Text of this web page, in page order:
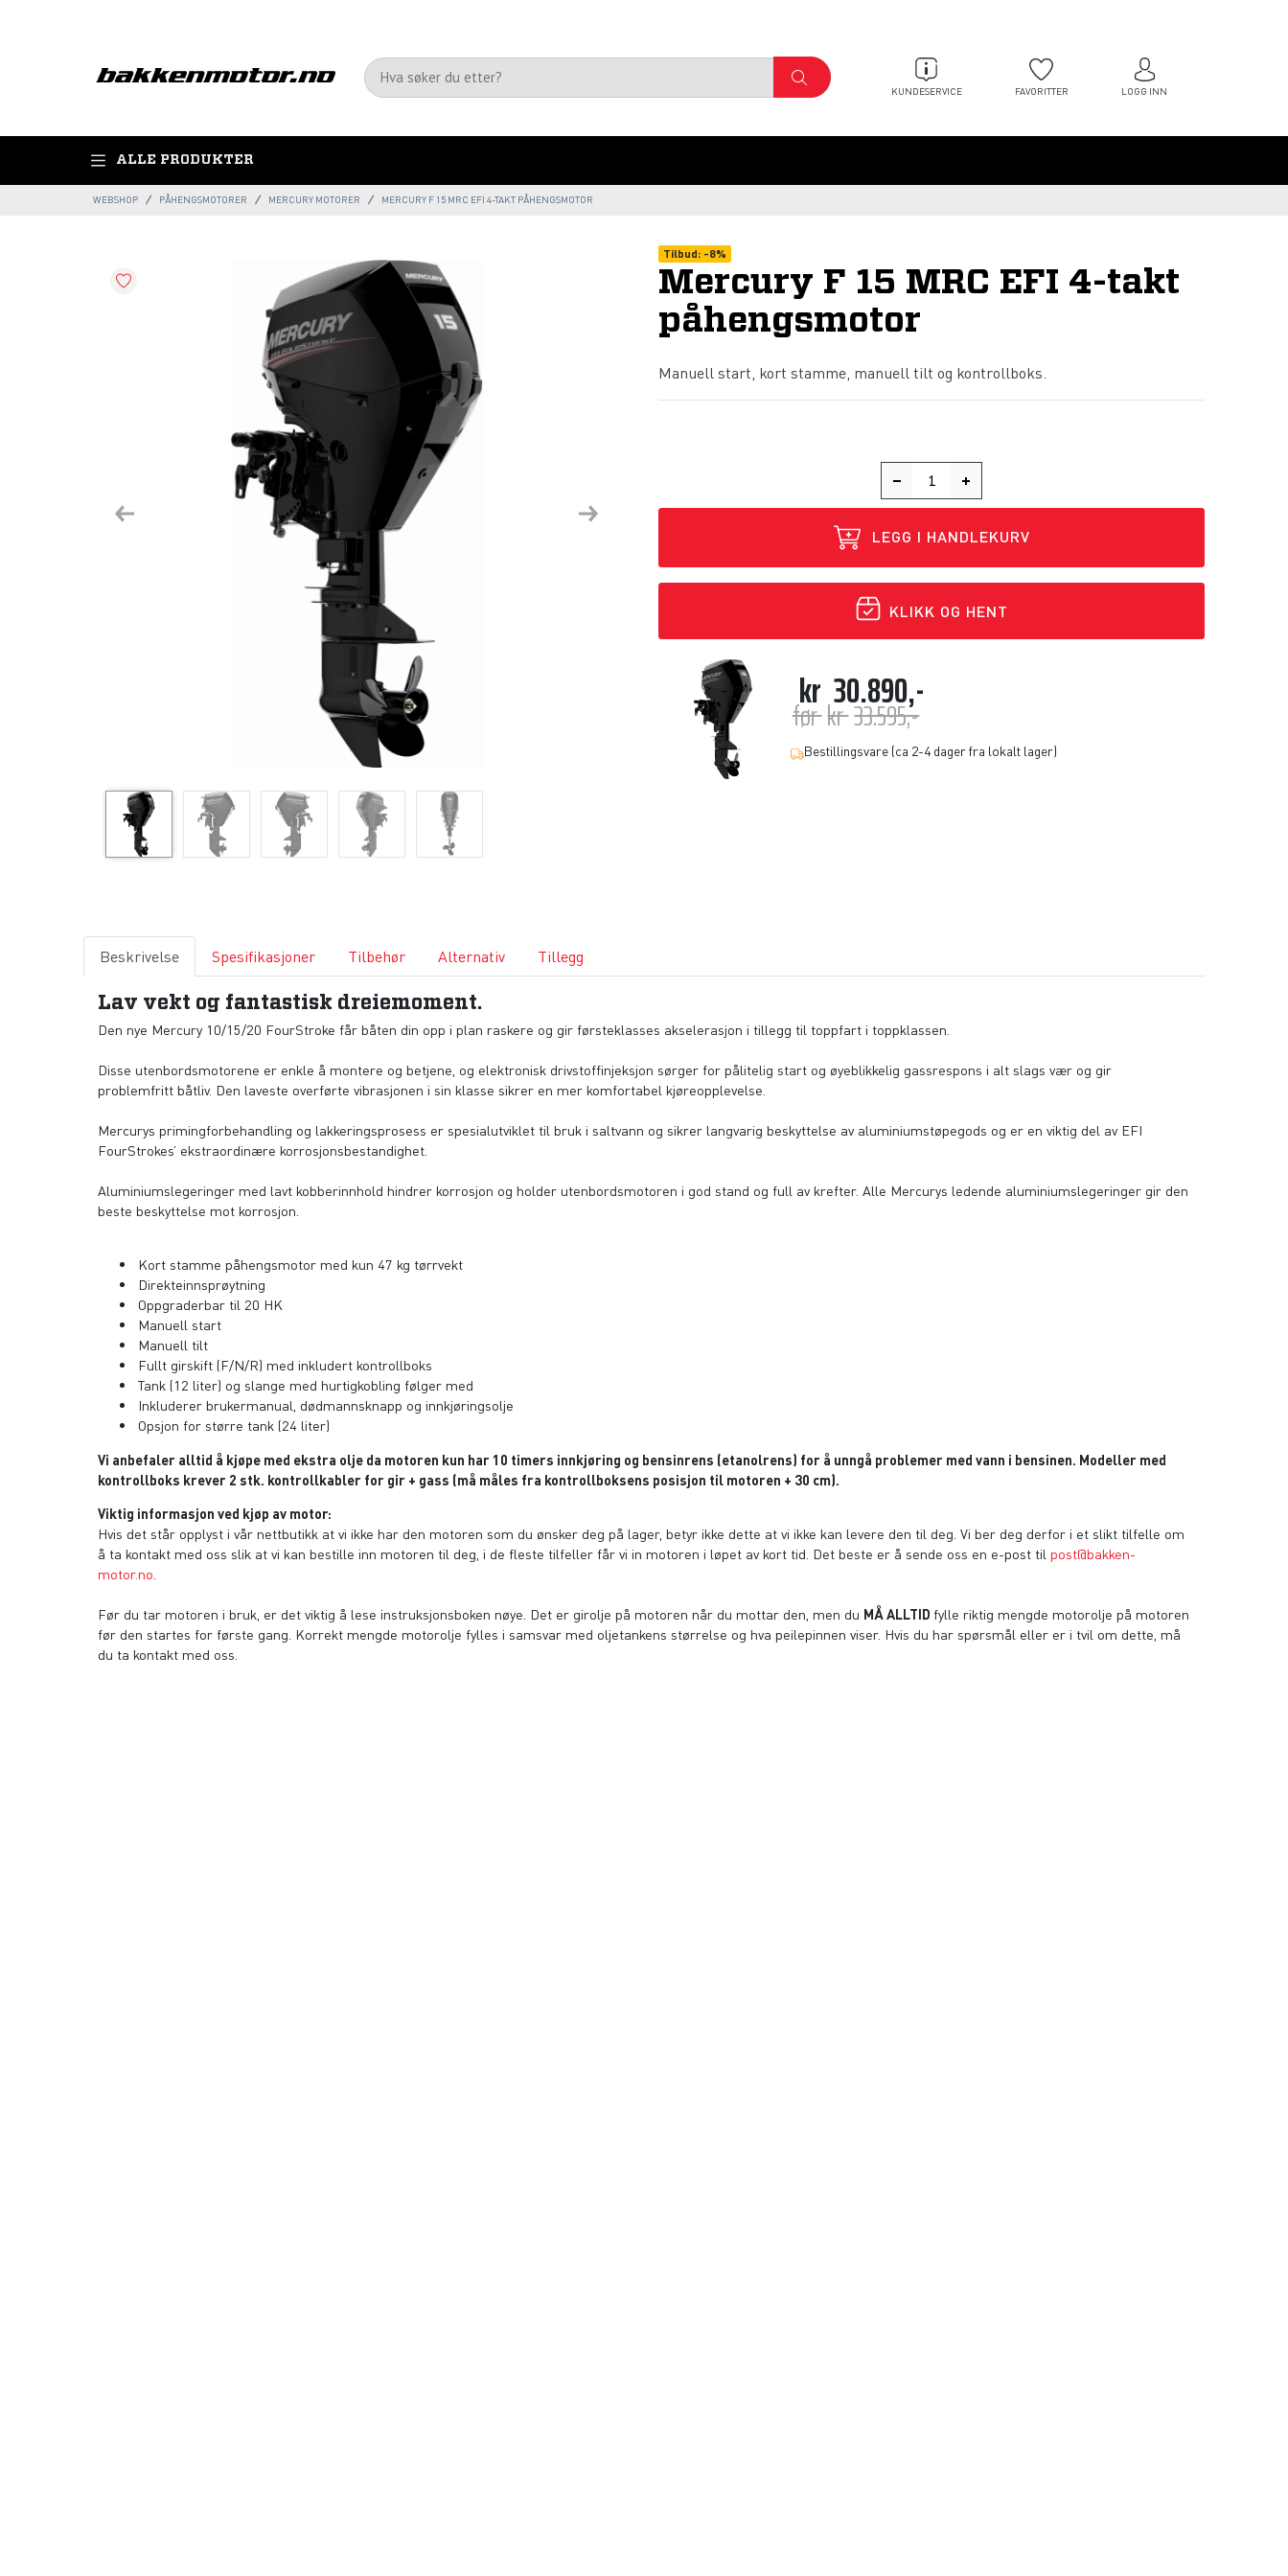
KUNDESERVICE FAVORITTER LOGG INN
ALLE PRODUKTER
WEBSHOP PÅHENGSMOTORER MERCURY MOTORER MERCURY F 15 MRC EFI 4-TAKT PÅHENGSMOTOR
Previous Next
Tilbud: -8%
Mercury F 15 MRC EFI 4-takt
påhengsmotor
Manuell start, kort stamme, manuell tilt og kontrollboks.
LEGG I HANDLEKURV
KLIKK OG HENT
kr 30.890,-
førkr33.595,-
Bestillingsvare (ca 2-4 dager fra lokalt lager)
Beskrivelse Spesifikasjoner Tilbehør Alternativ Tillegg
Lav vekt og fantastisk dreiemoment.
Den nye Mercury 10/15/20 FourStroke får båten din opp i plan raskere og gir førsteklasses akselerasjon i tillegg til toppfart i toppklassen.
Disse utenbordsmotorene er enkle å montere og betjene, og elektronisk drivstoffinjeksjon sørger for pålitelig start og øyeblikkelig gassrespons i alt slags vær og gir
problemfritt båtliv. Den laveste overførte vibrasjonen i sin klasse sikrer en mer komfortabel kjøreopplevelse.
Mercurys primingforbehandling og lakkeringsprosess er spesialutviklet til bruk i saltvann og sikrer langvarig beskyttelse av aluminiumstøpegods og er en viktig del av EFI
FourStrokes’ ekstraordinære korrosjonsbestandighet.
Aluminiumslegeringer med lavt kobberinnhold hindrer korrosjon og holder utenbordsmotoren i god stand og full av krefter. Alle Mercurys ledende aluminiumslegeringer gir den
beste beskyttelse mot korrosjon.
Kort stamme påhengsmotor med kun 47 kg tørrvekt
Direkteinnsprøytning
Oppgraderbar til 20 HK
Manuell start
Manuell tilt
Fullt girskift (F/N/R) med inkludert kontrollboks
Tank (12 liter) og slange med hurtigkobling følger med
Inkluderer brukermanual, dødmannsknapp og innkjøringsolje
Opsjon for større tank (24 liter)
Vi anbefaler alltid å kjøpe med ekstra olje da motoren kun har 10 timers innkjøring og bensinrens (etanolrens) for å unngå problemer med vann i bensinen. Modeller med
kontrollboks krever 2 stk. kontrollkabler for gir + gass (må måles fra kontrollboksens posisjon til motoren + 30 cm).
Viktig informasjon ved kjøp av motor:
Hvis det står opplyst i vår nettbutikk at vi ikke har den motoren som du ønsker deg på lager, betyr ikke dette at vi ikke kan levere den til deg. Vi ber deg derfor i et slikt tilfelle om
å ta kontakt med oss slik at vi kan bestille inn motoren til deg, i de fleste tilfeller får vi in motoren i løpet av kort tid. Det beste er å sende oss en e-post til post@bakken-
motor.no
Før du tar motoren i bruk, er det viktig å lese instruksjonsboken nøye. Det er girolje på motoren når du mottar den, men du MÅ ALLTID fylle riktig mengde motorolje på motoren
før den startes for første gang. Korrekt mengde motorolje fylles i samsvar med oljetankens størrelse og hva peilepinnen viser. Hvis du har spørsmål eller er i tvil om dette, må
du ta kontakt med oss.